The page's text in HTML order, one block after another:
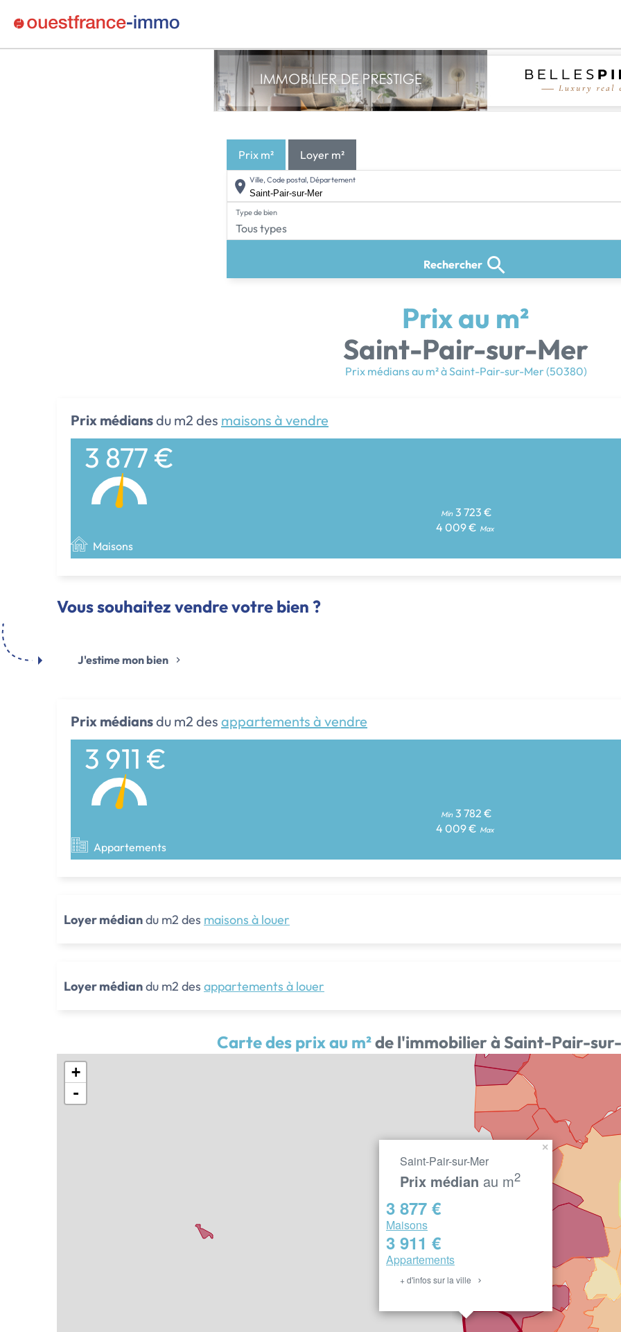
Prix m² Loyer m²
Ville, Code postal, Département
Type de bien
Tous types
Rechercher
Prix au m²
Saint-Pair-sur-Mer
Prix médians au m² à Saint-Pair-sur-Mer (50380)
Prix médiansdu m2 des maisons à vendre
3 877 €
Min 3 723 €
4 009 € Max
Maisons
Vous souhaitez vendre votre bien ?
J'estime mon bien
Prix médiansdu m2 des appartements à vendre
3 911 €
Min 3 782 €
4 009 € Max
Appartements
Loyer médiandu m2 des maisons à louer
Loyer médiandu m2 des appartements à louer
Carte des prix au m²de l'immobilier à Saint-Pair-
Saint-Pair-sur-Mer
Prix médian au m2
3 877 €
Maisons
3 911 €
Appartements
+ d'infos sur la ville
×
+
-